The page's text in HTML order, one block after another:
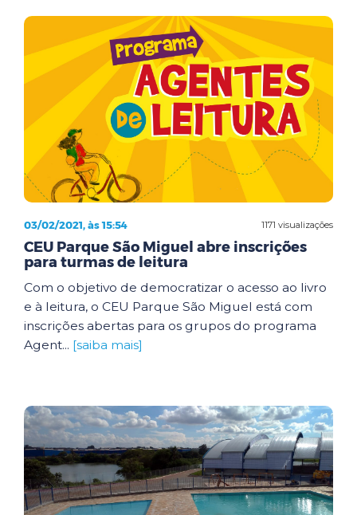
1171 visualizações
03/02/2021, às 15:54
CEU Parque São Miguel abre inscrições
para turmas de leitura
Com o objetivo de democratizar o acesso ao livro
e à leitura, o CEU Parque São Miguel está com
inscrições abertas para os grupos do programa
Agent... [saiba mais]